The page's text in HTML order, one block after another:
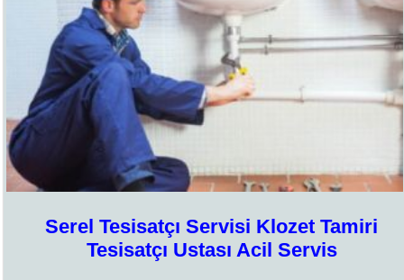
Serel Tesisatçı Servisi Klozet Tamiri
Tesisatçı Ustası Acil Servis